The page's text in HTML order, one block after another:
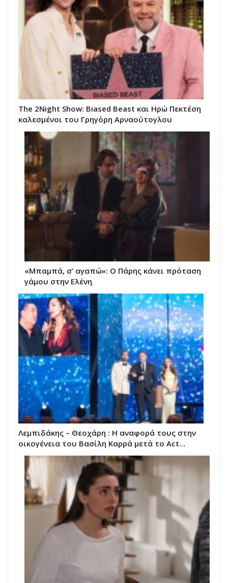
The 2Night Show: Biased Beast και Ηρώ Πεκτέση
καλεσμένοι του Γρηγόρη Αρναούτογλου
«Μπαμπά, σ’ αγαπώ»: Ο Πάρης κάνει πρόταση
γάμου στην Ελένη
Λεμπιδάκης – Θεοχάρη : Η αναφορά τους στην
οικογένεια του Βασίλη Καρρά μετά το Act…